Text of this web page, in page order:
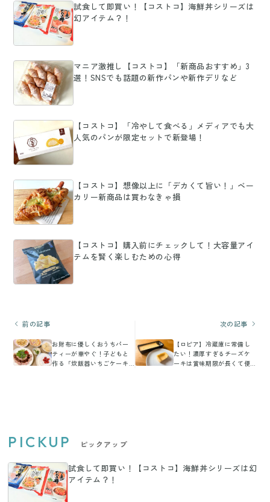
試食して即買い！【コストコ】海鮮丼シリーズは
幻アイテム？！
マニア激推し【コストコ】「新商品おすすめ」3
選！SNSでも話題の新作パンや新作デリなど
【コストコ】「冷やして食べる」メディアでも大
人気のパンが限定セットで新登場！
【コストコ】想像以上に「デカくて旨い！」ベー
カリー新商品は買わなきゃ損
【コストコ】購入前にチェックして！大容量アイ
テムを賢く楽しむための心得
前の記事
お財布に優しくおうちパー
ティーが華やぐ！子どもと
作る「炊飯器いちごケーキ
次の記事
【ロピア】冷蔵庫に常備し
たい！濃厚すぎるチーズケ
ーキは賞味期限が長くて便
PICKUP ピックアップ
試食して即買い！【コストコ】海鮮丼シリーズは幻
アイテム？！